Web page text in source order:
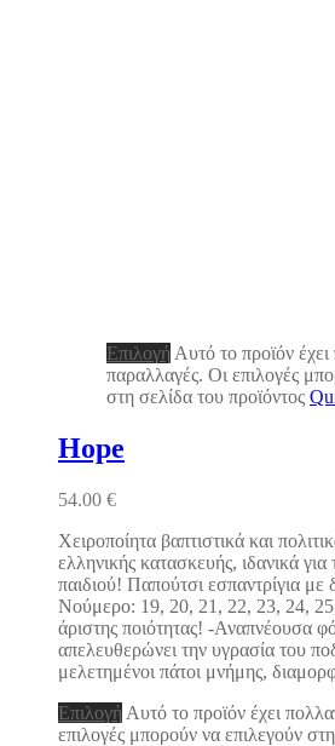
Επιλογή Αυτό το προϊόν
παραλλαγές. Οι επιλογές
στη σελίδα του προϊόντος
Hope
54.00 €
Χειροποίητα βαπτιστικά και
ελληνικής κατασκευής, ιδανικά
παιδιού! Παπούτσι εσπαντρίγια
Νούμερο: 19, 20, 21, 22, 23, 24,
άριστης ποιότητας! -Αναπνέουσα
απελευθερώνει την υγρασία του
μελετημένοι πάτοι μνήμης,
Επιλογή Αυτό το προϊόν έχει
επιλογές μπορούν να επιλεγούν